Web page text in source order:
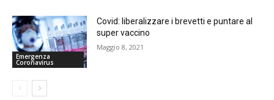
Emergenza
Coronavirus
Covid: liberalizzare i brevetti e puntare al
super vaccino
Maggio 8, 2021